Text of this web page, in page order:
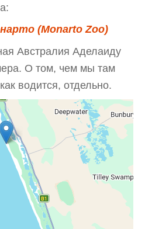
(Monarto Zoo)
Австралия Аделаиду
О том, чем мы там
водится, отдельно.